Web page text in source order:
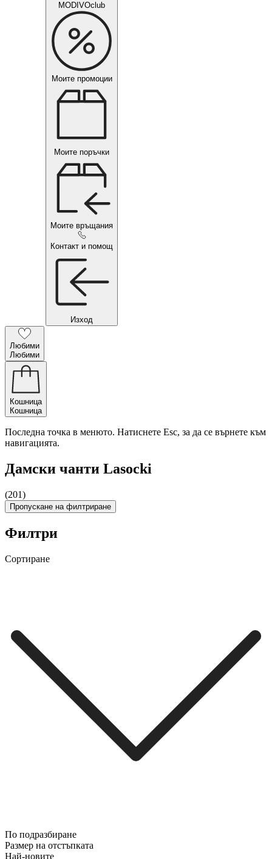
MODIVOclub
Моите промоции
Моите поръчки
Моите връщания
Контакт и помощ
Изход
Любими
Любими
Кошница
Кошница
Последна точка в менюто. Натиснете Esc, за да се върнете към
навигацията.
Дамски чанти Lasocki
(201)
Пропускане на филтриране
Филтри
Сортиране
По подразбиране
Размер на отстъпката
Най-новите